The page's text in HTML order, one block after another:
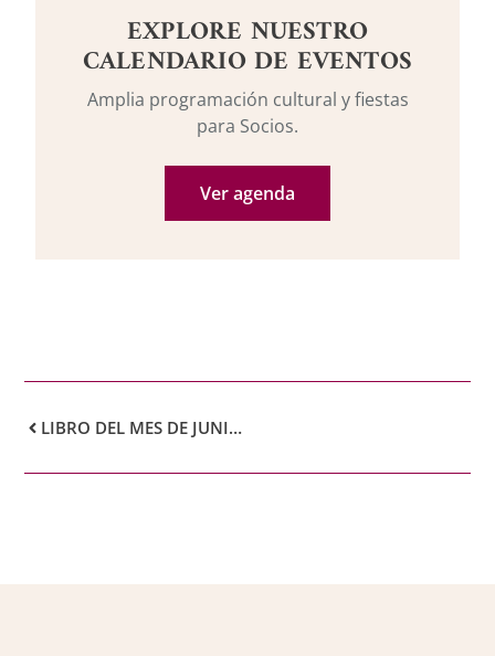
EXPLORE NUESTRO
CALENDARIO DE EVENTOS
Amplia programación cultural y fiestas
para Socios.
Ver agenda
LIBRO DEL MES DE JUNIO: LAS IDEAS MODERNAS ACERCA DE LOS NIÑOS, POR ALFRED BINET